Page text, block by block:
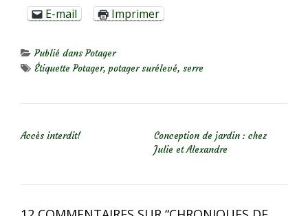
E-mail Imprimer
Publié dansPotager
ÉtiquettePotager, potager surélevé, serre
Accès interdit!
Conception de jardin : chez
Julie et Alexandre